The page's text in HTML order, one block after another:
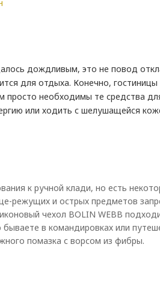
дождливым, это не повод
для отдыха. Конечно,
просто необходимы те средства
или ходить с шелушащейся
к ручной клади, но есть
режущих и острых предметов
чехол BOLIN WEBB
бываете в командировках или
помазка с ворсом из фибры.